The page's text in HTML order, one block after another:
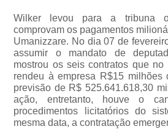
Wilker levou para a tribuna
comprovam os pagamentos
Umanizzare. No dia 07 de
assumir o mandato de
mostrou os seis contratos que
rendeu à empresa R$15 milhões
previsão de R$ 525.641.618,30
ação, entretanto, houve o
procedimentos licitatórios do
mesma data, a contratação